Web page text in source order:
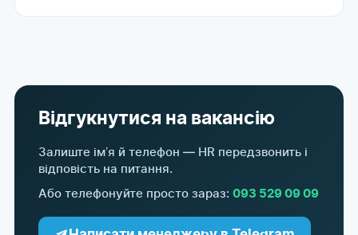
Відгукнутися на вакансію
Залиште імʼя й телефон — HR передзвонить і
відповість на питання.
Або телефонуйте просто зараз: 093 529 09 09